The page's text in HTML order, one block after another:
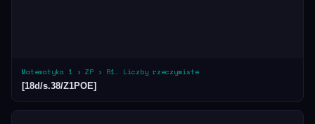
Matematyka 1 › ZP › R1. Liczby rzeczywiste
[18d/s.38/Z1POE]